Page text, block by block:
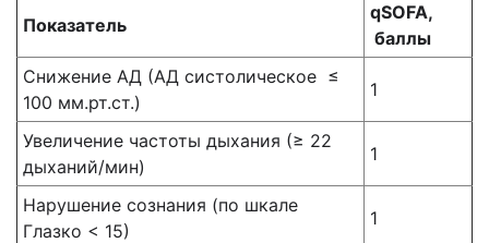
Показатель
qSOFA,
баллы
Снижение АД (АД систолическое ≤
100 мм.рт.ст.)
1
Увеличение частоты дыхания (≥ 22
дыханий/мин)
1
Нарушение сознания (по шкале
Глазко < 15)
1